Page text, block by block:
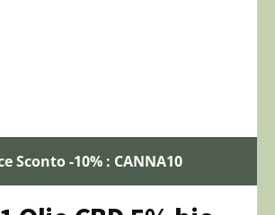
Sconto -10% : CANNA10